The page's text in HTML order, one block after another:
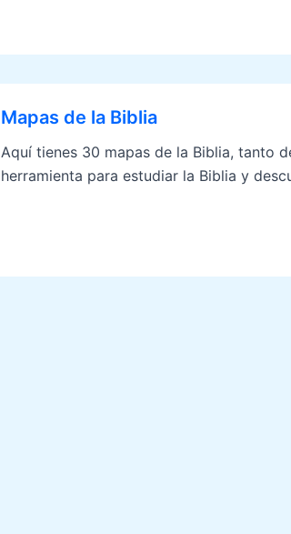
Mapas de la Biblia
Aquí tienes 30 mapas de la Biblia, tanto
herramienta para estudiar la Biblia y